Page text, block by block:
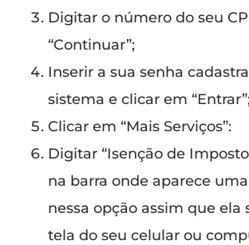
Digitar o número do seu
“Continuar”;
Inserir a sua senha
sistema e clicar em
Clicar em “Mais Serviços”:
Digitar “Isenção de
na barra onde aparece
nessa opção assim que ela
tela do seu celular ou